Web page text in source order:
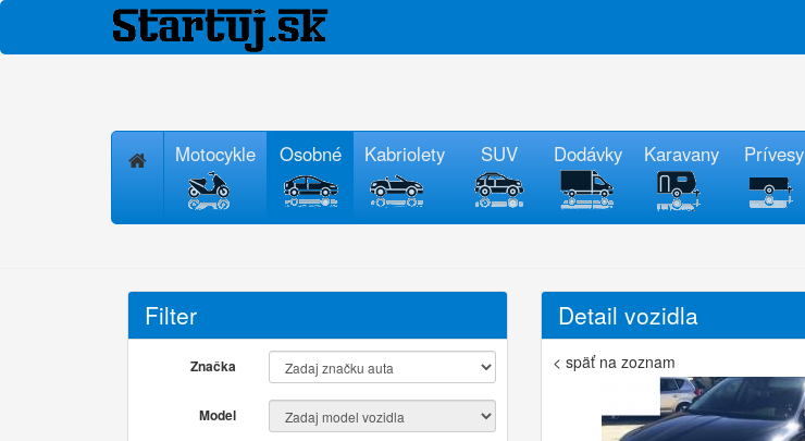
Motocykle Osobné Kabriolety SUV Dodávky Karavany Prívesy
Filter
Značka
Model
Detail vozidla
< späť na zoznam